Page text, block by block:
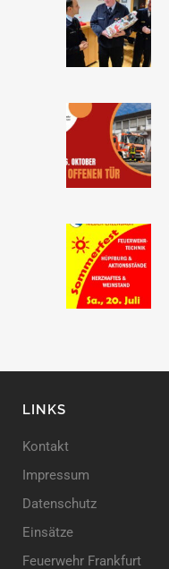
LINKS
Kontakt
Impressum
Datenschutz
Einsätze
Feuerwehr Frankfurt